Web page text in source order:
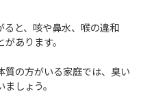
と、咳や鼻水、喉の違和
あります。
の方がいる家庭では、臭い
しょう。